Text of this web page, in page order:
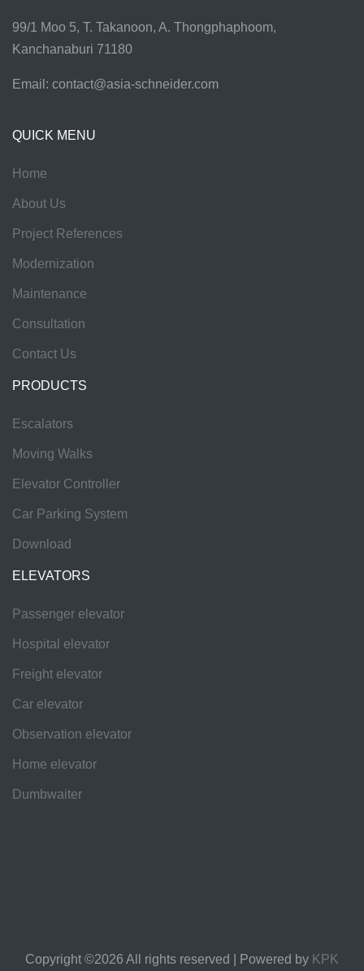
99/1 Moo 5, T. Takanoon, A. Thongphaphoom,
Kanchanaburi 71180
Email: contact@asia-schneider.com
QUICK MENU
Home
About Us
Project References
Modernization
Maintenance
Consultation
Contact Us
PRODUCTS
Escalators
Moving Walks
Elevator Controller
Car Parking System
Download
ELEVATORS
Passenger elevator
Hospital elevator
Freight elevator
Car elevator
Observation elevator
Home elevator
Dumbwaiter
Copyright ©2026 All rights reserved | Powered by KPK